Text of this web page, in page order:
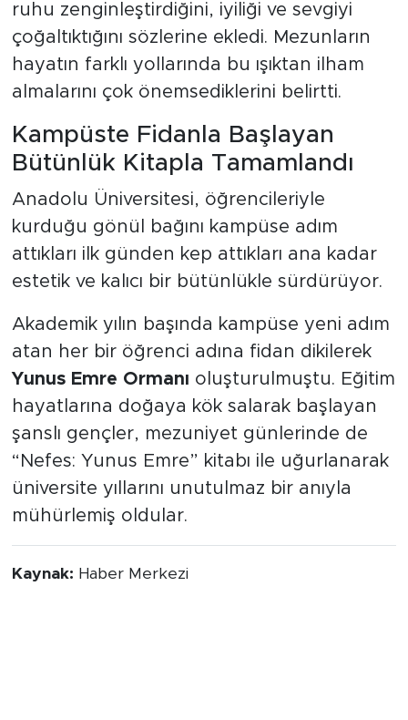
ruhu zenginleştirdiğini, iyiliği ve sevgiyi
çoğaltıktığını sözlerine ekledi. Mezunların
hayatın farklı yollarında bu ışıktan ilham
almalarını çok önemsediklerini belirtti.
Kampüste Fidanla Başlayan
Bütünlük Kitapla Tamamlandı
Anadolu Üniversitesi, öğrencileriyle
kurduğu gönül bağını kampüse adım
attıkları ilk günden kep attıkları ana kadar
estetik ve kalıcı bir bütünlükle sürdürüyor.
Akademik yılın başında kampüse yeni adım
atan her bir öğrenci adına fidan dikilerek
Yunus Emre Ormanı oluşturulmuştu. Eğitim
hayatlarına doğaya kök salarak başlayan
şanslı gençler, mezuniyet günlerinde de
“Nefes: Yunus Emre” kitabı ile uğurlanarak
üniversite yıllarını unutulmaz bir anıyla
mühürlemiş oldular.
Kaynak: Haber Merkezi